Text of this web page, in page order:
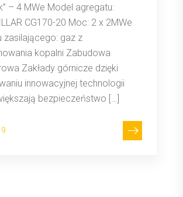
– 4 MWe Model agregatu:
CG170-20 Moc: 2 x 2MWe
zasilającego: gaz z
kopalni Zabudowa
Zakłady górnicze dzięki
innowacyjnej technologii
bezpieczeństwo […]